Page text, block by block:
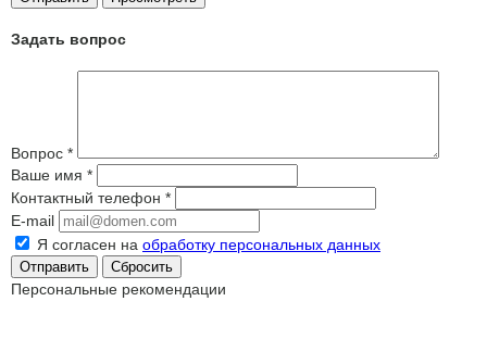
Задать вопрос
Вопрос *
Ваше имя *
Контактный телефон *
E-mail
Я согласен на обработку персональных данных
Сбросить
Персональные рекомендации